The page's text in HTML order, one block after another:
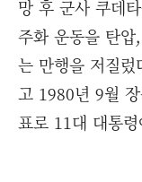
망 후 군사 쿠데
주화 운동을 탄
는 만행을 저질
고 1980년 9월
표로 11대 대통